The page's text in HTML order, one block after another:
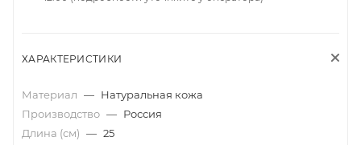
ХАРАКТЕРИСТИКИ
Материал — Натуральная кожа
Производство — Россия
Длина (см) — 25